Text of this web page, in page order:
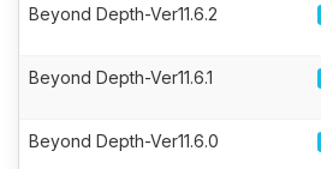
Beyond Depth-Ver11.6.2
Beyond Depth-Ver11.6.1
Beyond Depth-Ver11.6.0